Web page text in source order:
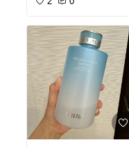
#オリジナル写真 #お買い
物メモ
#UVケア